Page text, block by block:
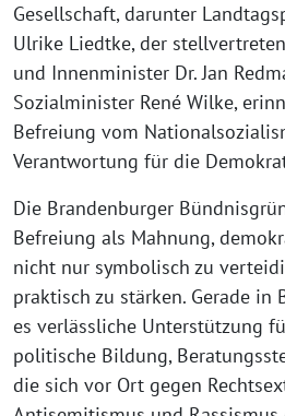
Gesellschaft, darunter
Ulrike Liedtke, der
und Innenminister Dr. Jan
Sozialminister René Wilke,
Befreiung vom
Verantwortung für die
Die Brandenburger
Befreiung als Mahnung,
nicht nur symbolisch zu
praktisch zu stärken. Gerade in
es verlässliche Unterstützung
politische Bildung,
die sich vor Ort gegen